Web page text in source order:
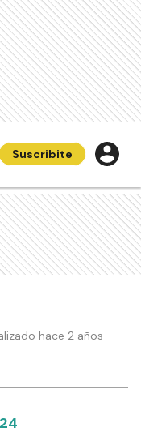
Suscribite
hace 2 años